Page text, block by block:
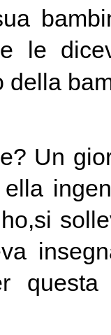
le
della
Un